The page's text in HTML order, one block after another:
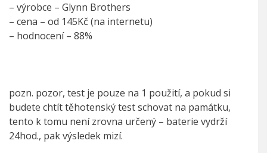
– výrobce – Glynn Brothers
– cena – od 145Kč (na internetu)
– hodnocení – 88%
pozn. pozor, test je pouze na 1 použití, a pokud si
budete chtít těhotenský test schovat na památku,
tento k tomu není zrovna určený – baterie vydrží
24hod., pak výsledek mizí.